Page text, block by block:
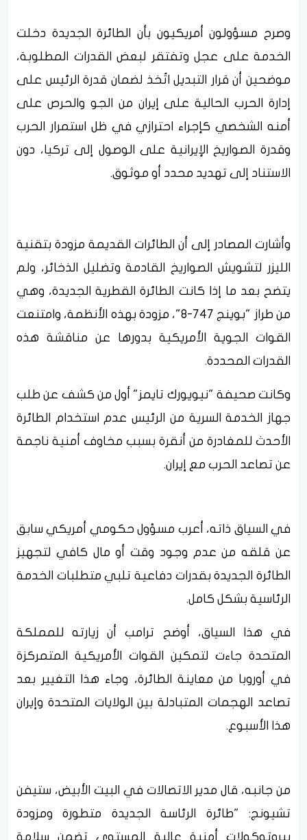
وصرح مسؤولون أمريكيون بأن الطائرة الجديدة دخلت
الخدمة على عجل وتفتقر لبعض القدرات المطلوبة،
موضحين أن قرار التبديل اتُخذ لضمان قدرة الرئيس على
إدارة الحرب الحالية على إيران من الجو والحرص على
أمنه الشخصي كإجراء احترازي في ظل استمرار الحرب
وقدرة الصواريخ الإيرانية على الوصول إلى تركيا، دون
الاستناد إلى تهديد محدد أو موثوق.
وأشارت المصادر إلى أن الطائرات القديمة مزودة بتقنية
الليزر لتشويش الصواريخ القادمة وتضليل الذخائر، ولم
يتضح بعد ما إذا كانت الطائرة القطرية الجديدة، وهي
من طراز "بوينج 747-8"، مزودة بهذه الأنظمة، وامتنعت
القوات الجوية الأمريكية بدورها عن مناقشة هذه
القدرات المحددة.
وكانت صحيفة "نيويورك تايمز" أول من كشف عن طلب
جهاز الخدمة السرية من الرئيس عدم استخدام الطائرة
الأحدث للمغادرة من أنقرة بسبب مخاوف أمنية ناجمة
عن تصاعد الحرب مع إيران.
في السياق ذاته، أعرب مسؤول حكومي أمريكي سابق
عن قلقه من عدم وجود وقت أو مال كافي لتجهيز
الطائرة الجديدة بقدرات دفاعية تلبي متطلبات الخدمة
الرئاسية بشكل كامل.
في هذا السياق، أوضح ترامب أن زيارته للمملكة
المتحدة جاءت لتمكين القوات الأمريكية المتمركزة
في أوروبا من معاينة الطائرة، وجاء هذا التغيير بعد
تصاعد الهجمات المتبادلة بين الولايات المتحدة وإيران
هذا الأسبوع.
من جانبه، قال مدير الاتصالات في البيت الأبيض، ستيفن
تشيونج: "طائرة الرئاسة الجديدة متطورة ومزودة
ببروتوكولات أمنية عالية المستوى تضمن سلامة